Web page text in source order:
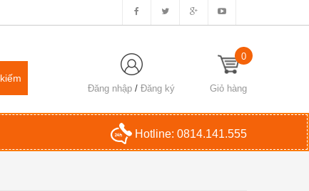
Đăng nhập /Đăng ký Giỏ hàng
0
Hotline: 0814.141.555